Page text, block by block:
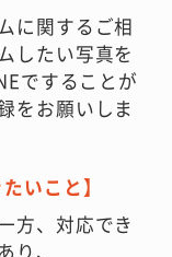
に関するご相
したい写真を
ですることが
をお願いしま
いこと】
方、対応でき